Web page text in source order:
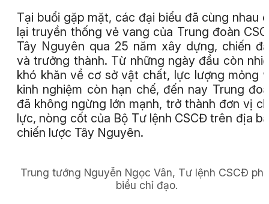
Tại buổi gặp mặt, các đại biểu đã cùng nhau
lại truyền thống vẻ vang của Trung đoàn
Tây Nguyên qua 25 năm xây dựng, chiến
và trưởng thành. Từ những ngày đầu còn
khó khăn về cơ sở vật chất, lực lượng mỏng
kinh nghiệm còn hạn chế, đến nay Trung
đã không ngừng lớn mạnh, trở thành đơn vị
lực, nòng cốt của Bộ Tư lệnh CSCĐ trên địa
chiến lược Tây Nguyên.
Trung tướng Nguyễn Ngọc Vân, Tư lệnh CSCĐ
biểu chỉ đạo.